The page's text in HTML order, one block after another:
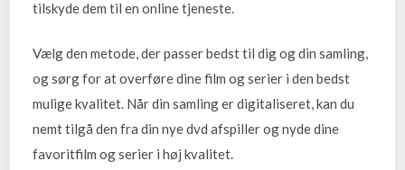
tilskyde dem til en online tjeneste.
Vælg den metode, der passer bedst til dig og din samling,
og sørg for at overføre dine film og serier i den bedst
mulige kvalitet. Når din samling er digitaliseret, kan du
nemt tilgå den fra din nye dvd afspiller og nyde dine
favoritfilm og serier i høj kvalitet.